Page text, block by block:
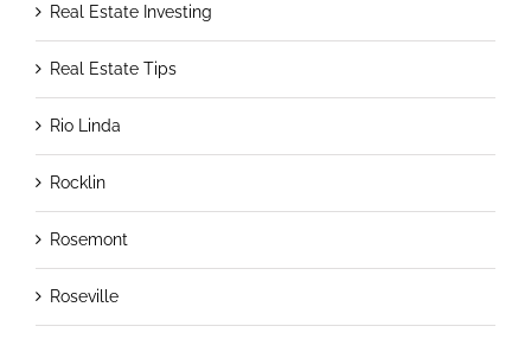
Real Estate Investing
Real Estate Tips
Rio Linda
Rocklin
Rosemont
Roseville